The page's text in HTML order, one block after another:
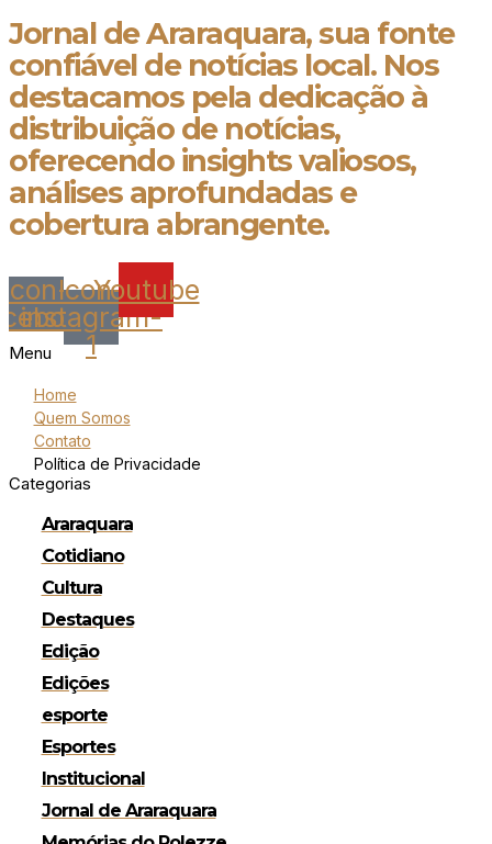
Jornal de Araraquara, sua fonte
confiável de notícias local. Nos
destacamos pela dedicação à
distribuição de notícias,
oferecendo insights valiosos,
análises aprofundadas e
cobertura abrangente.
Icon-Icon-
instagram-
1
Youtube
Menu
Home
Quem Somos
Contato
Política de Privacidade
Categorias
Araraquara
Cotidiano
Cultura
Destaques
Edição
Edições
esporte
Esportes
Institucional
Jornal de Araraquara